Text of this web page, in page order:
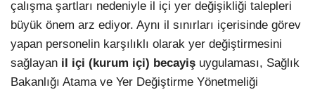
çalışma şartları nedeniyle il içi yer değişikliği talepleri
büyük önem arz ediyor. Aynı il sınırları içerisinde görev
yapan personelin karşılıklı olarak yer değiştirmesini
sağlayan il içi (kurum içi) becayiş uygulaması, Sağlık
Bakanlığı Atama ve Yer Değiştirme Yönetmeliği